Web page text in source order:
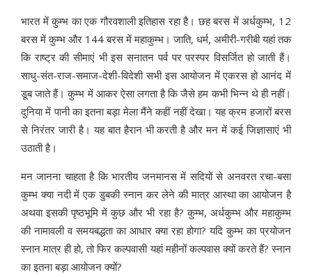
भारत में कुम्भ का एक गौरवशाली इतिहास रहा है। छह बरस में अर्धकुम्भ, 12
बरस में कुम्भ और 144 बरस में महाकुम्भ। जाति, धर्म, अमीरी-गरीबी यहां तक
कि राष्ट्र की सीमाएं भी इस सनातन पर्व पर परस्पर विसर्जित हो जाती हैं।
साधु-संत-राज-समाज-देशी-विदेशी सभी इस आयोजन में एकरस हो आनंद में
डूब जाते हैं। कुम्भ में आकर ऐसा लगता है कि जैसे हम कभी भिन्न थे ही नहीं।
दुनिया में पानी का इतना बड़ा मेला मैंने कहीं नहीं देखा। यह क्रम हजारों बरस
से निरंतर जारी है। यह बात हैरान भी करती है और मन में कई जिज्ञासाएं भी
उठाती है।
मन जानना चाहता है कि भारतीय जनमानस में सदियों से अनवरत रचा-बसा
कुम्भ क्या नदी में एक डुबकी स्नान कर लेने की मात्र आस्था का आयोजन है
अथवा इसकी पृष्ठभूमि में कुछ और भी रहा है? कुम्भ, अर्धकुम्भ और महाकुम्भ
की नामावली व समयबद्धता का आधार क्या रहा होगा? यदि कुम्भ का प्रयोजन
स्नान मात्र ही हो, तो फिर कल्पवासी यहां महीनों कल्पवास क्यों करते हैं? स्नान
का इतना बड़ा आयोजन क्यों?